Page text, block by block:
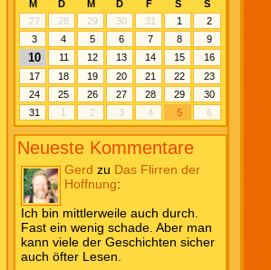
M
D M D F S
S
27
28 29 30 31 1
2
3
4 5 6 7 8 9
10 11 12 13 14 15
16
17
18 19 20 21 22
23
24
25 26 27 28 29
30
31
1 2 3 4 5 6
Neueste Kommentare
Gerd zu Das Flirren der
Hoffnung:
Ich bin mittlerweile auch durch.
Fast ein wenig schade. Aber man
kann viele der Geschichten sicher
auch öfter Lesen.